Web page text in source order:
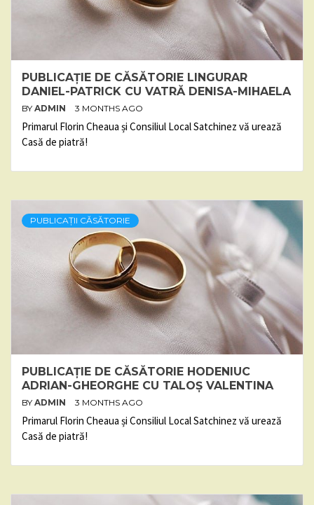
PUBLICAȚIE DE CĂSĂTORIE LINGURAR
DANIEL-PATRICK CU VATRĂ DENISA-MIHAELA
BY ADMIN 3 MONTHS AGO
Primarul Florin Cheaua și Consiliul Local Satchinez vă urează
Casă de piatră!
PUBLICAȚII CĂSĂTORIE
PUBLICAȚIE DE CĂSĂTORIE HODENIUC
ADRIAN-GHEORGHE CU TALOȘ VALENTINA
BY ADMIN 3 MONTHS AGO
Primarul Florin Cheaua și Consiliul Local Satchinez vă urează
Casă de piatră!